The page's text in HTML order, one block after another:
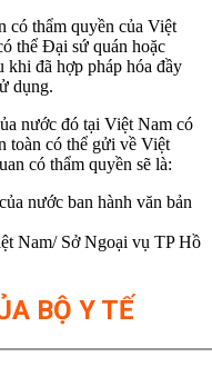
có thẩm quyền của Việt
thể Đại sứ quán hoặc
khi đã hợp pháp hóa đầy
dụng.
nước đó tại Việt Nam có
toàn có thể gửi về Việt
có thẩm quyền sẽ là:
nước ban hành văn bản
Nam/ Sở Ngoại vụ TP Hồ
BỘ Y TẾ